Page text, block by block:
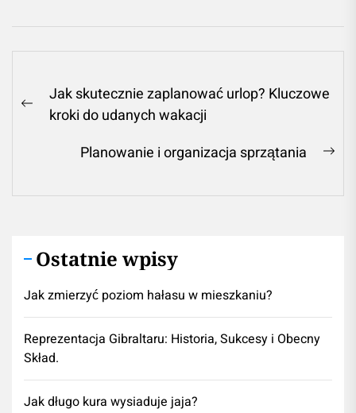
Nawigacja
wpisu
Previous
Jak skutecznie zaplanować urlop? Kluczowe
kroki do udanych wakacji
Planowanie i organizacja sprzątania
Ostatnie wpisy
Jak zmierzyć poziom hałasu w mieszkaniu?
Reprezentacja Gibraltaru: Historia, Sukcesy i Obecny
Skład.
Jak długo kura wysiaduje jaja?